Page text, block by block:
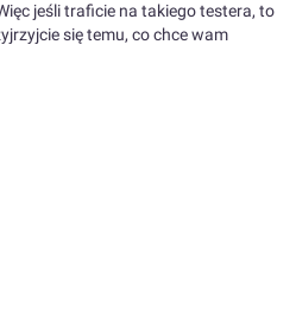
jeśli traficie na takiego testera, to
się temu, co chce wam